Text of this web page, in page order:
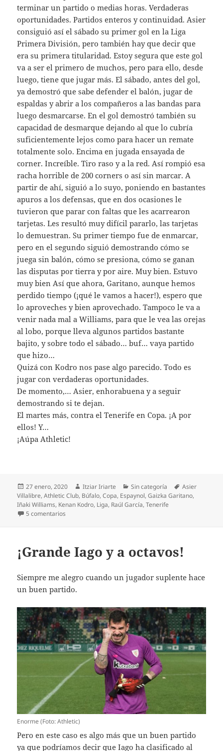
terminar un partido o medias horas. Verdaderas
oportunidades. Partidos enteros y continuidad. Asier
consiguió así el sábado su primer gol en la Liga
Primera División, pero también hay que decir que
era su primera titularidad. Estoy segura que este gol
va a ser el primero de muchos, pero para ello, desde
luego, tiene que jugar más. El sábado, antes del gol,
ya demostró que sabe defender el balón, jugar de
espaldas y abrir a los compañeros a las bandas para
luego desmarcarse. En el gol demostró también su
capacidad de desmarque dejando al que lo cubría
suficientemente lejos como para hacer un remate
totalmente solo. Encima en jugada ensayada de
corner. Increíble. Tiro raso y a la red. Así rompió esa
racha horrible de 200 corners o así sin marcar. A
partir de ahí, siguió a lo suyo, poniendo en bastantes
apuros a los defensas, que en dos ocasiones le
tuvieron que parar con faltas que les acarrearon
tarjetas. Les resultó muy difícil pararlo, las tarjetas
lo demuestran. Su primer tiempo fue de enmarcar,
pero en el segundo siguió demostrando cómo se
juega sin balón, cómo se presiona, cómo se ganan
las disputas por tierra y por aire. Muy bien. Estuvo
muy bien Así que ahora, Garitano, aunque hemos
perdido tiempo (¡qué le vamos a hacer!), espero que
lo aproveches y bien aprovechado. Tampoco le va a
venir nada mal a Williams, para que le vea las orejas
al lobo, porque lleva algunos partidos bastante
bajito, y sobre todo el sábado… buf… vaya partido
que hizo…
Quizá con Kodro nos pase algo parecido. Todo es
jugar con verdaderas oportunidades.
De momento,… Asier, enhorabuena y a seguir
demostrando si te dejan.
El martes más, contra el Tenerife en Copa. ¡A por
ellos! Y…
¡Aúpa Athletic!
Publicado
el
27 enero, 2020 Autor
Itziar Iriarte Categorías
Sin categoría Etiquetas
Asier
Villalibre,Athletic Club, Búfalo,Copa, Espaynol,Gaizka Garitano,
Iñaki Williams, Kenan Kodro, Liga, Raúl García,Tenerife
5 comentarios
¡Grande Iago y a octavos!
Siempre me alegro cuando un jugador suplente hace
un buen partido.
Enorme (Foto: Athletic)
Pero en este caso es algo más que un buen partido
ya que podríamos decir que Iago ha clasificado al